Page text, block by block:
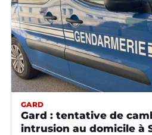
GARD
Gard : tentative de
intrusion au domicile à